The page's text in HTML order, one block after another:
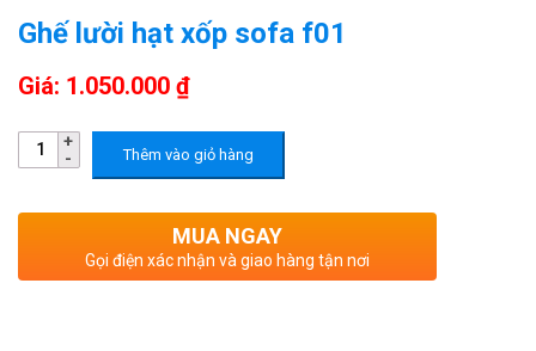
Ghế lười hạt xốp sofa f01
Giá: 1.050.000 ₫
Thêm vào giỏ hàng
MUA NGAY
Gọi điện xác nhận và giao hàng tận nơi